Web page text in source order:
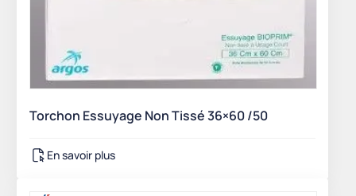
Torchon Essuyage Non Tissé 36×60 /50
En savoir plus